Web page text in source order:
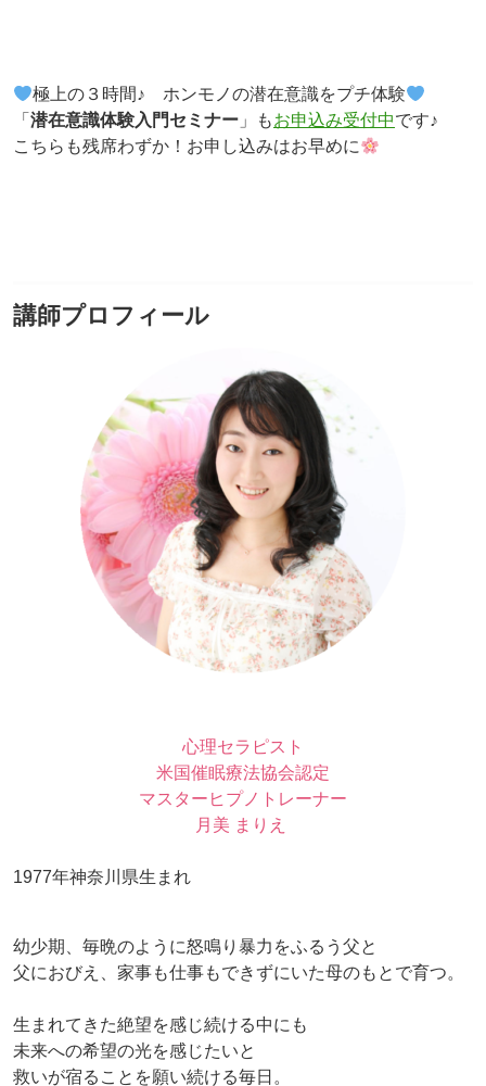
極上の３時間♪ ホンモノの潜在意識をプチ体験
「 潜在意識体験入門セミナー 」もお申込み受付中です♪
こちらも残席わずか！お申し込みはお早めに
講師プロフィール
心理セラピスト
米国催眠療法協会認定
マスターヒプノトレーナー
月美 まりえ
1977年神奈川県生まれ
幼少期、毎晩のように怒鳴り暴力をふるう父と
父におびえ、家事も仕事もできずにいた母のもとで育つ。
生まれてきた絶望を感じ続ける中にも
未来への希望の光を感じたいと
救いが宿ることを願い続ける毎日。